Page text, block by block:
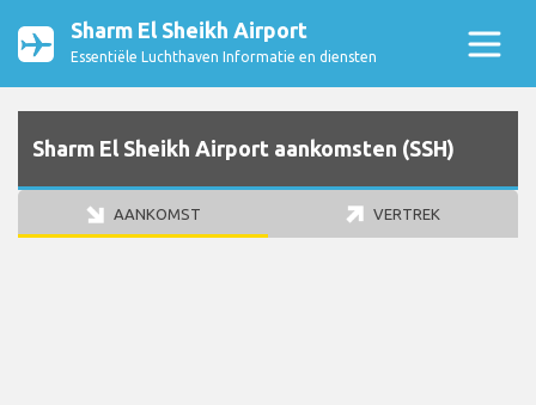
Sharm El Sheikh Airport
Essentiële Luchthaven Informatie en diensten
Sharm El Sheikh Airport aankomsten (SSH)
AANKOMST VERTREK